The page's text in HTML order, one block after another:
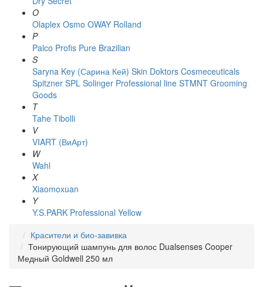
O
Olaplex Osmo OWAY Rolland
P
Palco Profis Pure Brazilian
S
Saryna Key (Сарина Кей) Skin Doktors Cosmeceuticals
Spitzner SPL Solinger Professional line STMNT Grooming
Goods
T
Tahe Tibolli
V
VIART (ВиАрт)
W
Wahl
X
Xiaomoxuan
Y
Y.S.PARK Professional Yellow
Красители и био-завивка
Тонирующий шампунь для волос Dualsenses Cooper
Медный Goldwell 250 мл